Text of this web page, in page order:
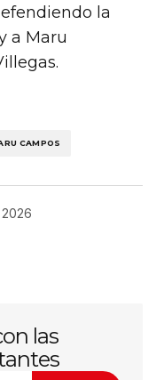
la
a Maru
CAMPOS
no será
están
las